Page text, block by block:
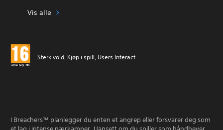
Vis alle
Sterk vold, Kjøp i spill, Users Interact
I Breachers™ planlegger du enten et angrep eller forsvarer deg som